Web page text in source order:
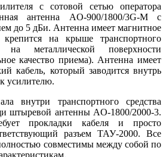
с сотовой сетью оператора
антенна AO-900/1800/3G-М с
до 5 дБи. Антенна имеет магнитное
на крыше транспортного
на металлической поверхности
качество приема). Антенна имеет
кабель, который заводится внутрь
усилителю.
внутри транспортного средства
штыревой антенны AO-1800/2000-3.
прокладки кабеля и просто
разъем ТАУ-2000. Все
совместимы между собой по